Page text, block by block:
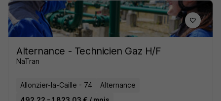
Alternance - Technicien Gaz H/F
NaTran
Allonzier-la-Caille - 74
Alternance